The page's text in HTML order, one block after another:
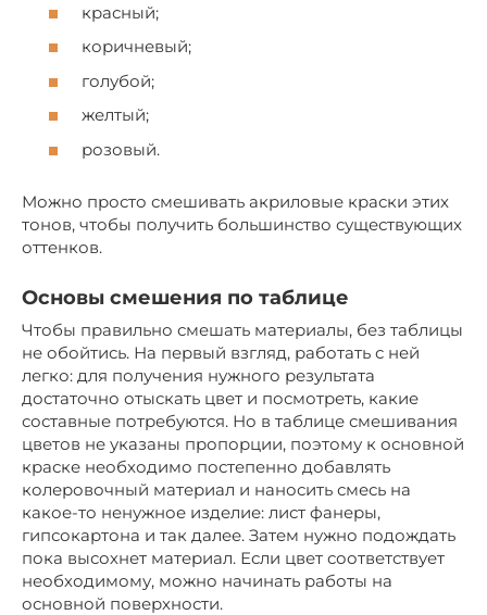
красный;
коричневый;
голубой;
желтый;
розовый.
Можно просто смешивать акриловые краски этих
тонов, чтобы получить большинство существующих
оттенков.
Основы смешения по таблице
Чтобы правильно смешать материалы, без таблицы
не обойтись. На первый взгляд, работать с ней
легко: для получения нужного результата
достаточно отыскать цвет и посмотреть, какие
составные потребуются. Но в таблице смешивания
цветов не указаны пропорции, поэтому к основной
краске необходимо постепенно добавлять
колеровочный материал и наносить смесь на
какое-то ненужное изделие: лист фанеры,
гипсокартона и так далее. Затем нужно подождать
пока высохнет материал. Если цвет соответствует
необходимому, можно начинать работы на
основной поверхности.